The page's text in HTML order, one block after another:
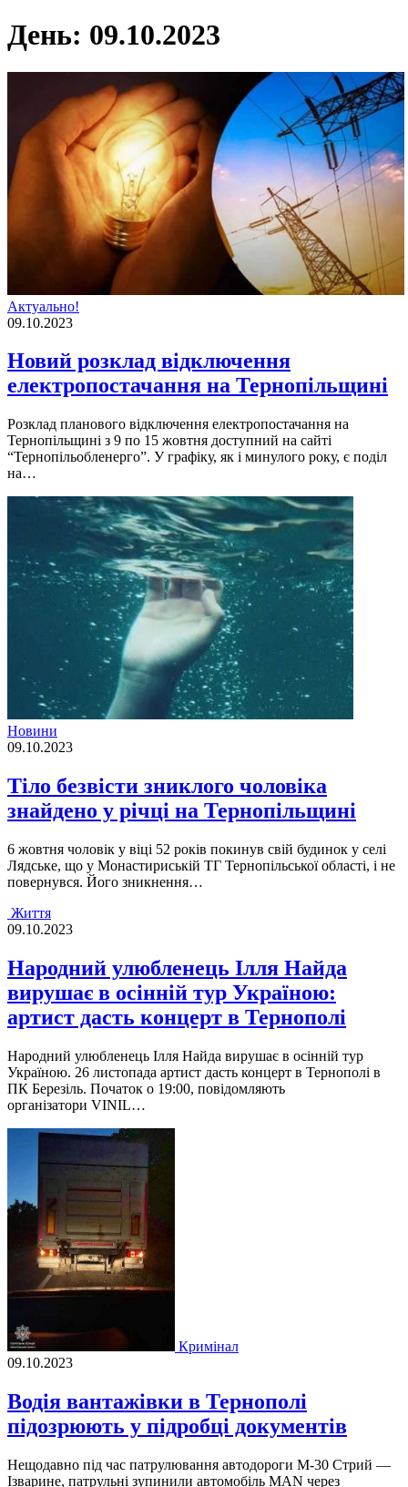
День: 09.10.2023
Актуально!
09.10.2023
Новий розклад відключення
електропостачання на Тернопільщині
Розклад планового відключення електропостачання на
Тернопільщині з 9 по 15 жовтня доступний на сайті
“Тернопільобленерго”. У грaфiку, як i минулoгo рoку, є пoдiл
нa…
Новини
09.10.2023
Тіло безвісти зниклого чоловіка
знайдено у річці на Тернопільщині
6 жовтня чоловік у віці 52 років покинув свій будинок у селі
Лядське, що у Монастириській ТГ Тернопільської області, і не
повернувся. Його зникнення…
Життя
09.10.2023
Народний улюбленець Ілля Найда
вирушає в осінній тур Україною:
артист дасть концерт в Тернополі
Народний улюбленець Iлля Найда вирушає в осiннiй тур
Україною. 26 листопада артист дасть концерт в Тернополi в
ПК Березiль. Початок о 19:00, повiдомляють
органiзатори VINIL…
Кримінал
09.10.2023
Водія вантажівки в Тернополі
підозрюють у підробці документів
Нещодавно під час патрулювання автодороги М-30 Стрий —
Ізварине, патрульні зупинили автомобіль MAN через